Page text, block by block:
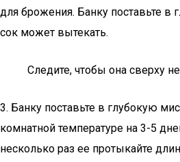
для брожения. Банку поставьте в
сок может вытекать.
Следите, чтобы она сверху
3. Банку поставьте в глубокую
комнатной температуре на 3-5
несколько раз ее протыкайте